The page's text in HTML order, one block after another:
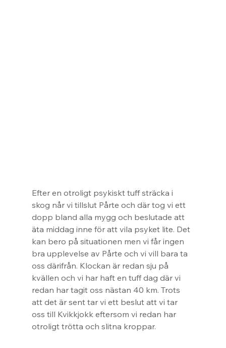
Efter en otroligt psykiskt tuff sträcka i
skog når vi tillslut Pårte och där tog vi ett
dopp bland alla mygg och beslutade att
äta middag inne för att vila psyket lite. Det
kan bero på situationen men vi får ingen
bra upplevelse av Pårte och vi vill bara ta
oss därifrån. Klockan är redan sju på
kvällen och vi har haft en tuff dag där vi
redan har tagit oss nästan 40 km. Trots
att det är sent tar vi ett beslut att vi tar
oss till Kvikkjokk eftersom vi redan har
otroligt trötta och slitna kroppar.